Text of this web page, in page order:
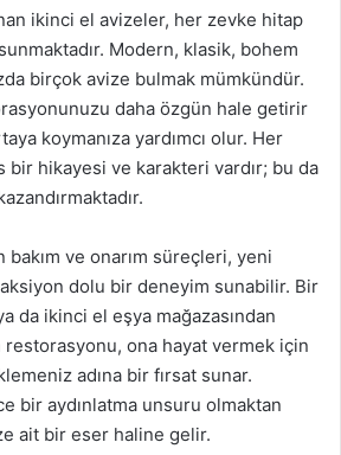
ikinci el avizeler, her zevke hitap
Modern, klasik, bohem
birçok avize bulmak mümkündür.
daha özgün hale getirir
koymanıza yardımcı olur. Her
bir hikayesi ve karakteri vardır; bu da
bakım ve onarım süreçleri, yeni
dolu bir deneyim sunabilir. Bir
da ikinci el eşya mağazasından
restorasyonu, ona hayat vermek için
adına bir fırsat sunar.
bir aydınlatma unsuru olmaktan
ait bir eser haline gelir.